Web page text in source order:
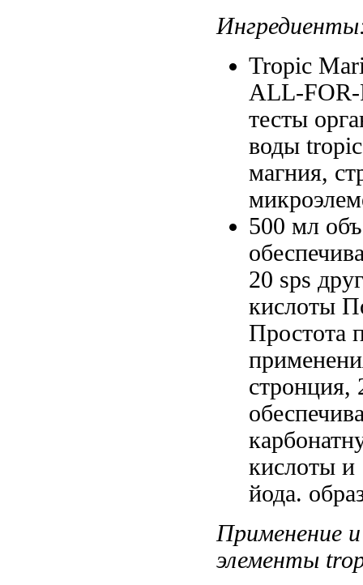
Tropic
ALL-
тесты
воды
магния,
500 мл
20 sps
кислоты
Простота
стронция,
кислоты и
йода.
Применение
элементы